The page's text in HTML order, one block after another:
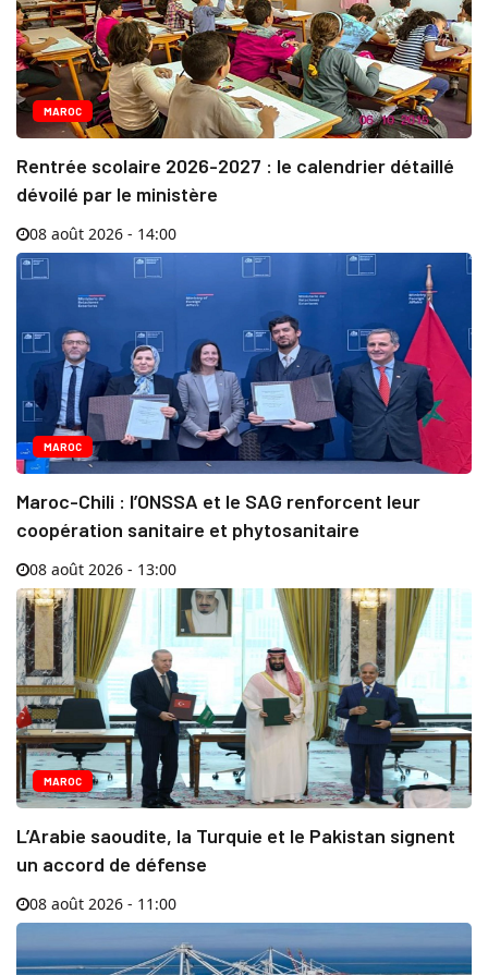
MAROC
Rentrée scolaire 2026-2027 : le calendrier détaillé
dévoilé par le ministère
08 août 2026 - 14:00
MAROC
Maroc-Chili : l’ONSSA et le SAG renforcent leur
coopération sanitaire et phytosanitaire
08 août 2026 - 13:00
MAROC
L’Arabie saoudite, la Turquie et le Pakistan signent
un accord de défense
08 août 2026 - 11:00